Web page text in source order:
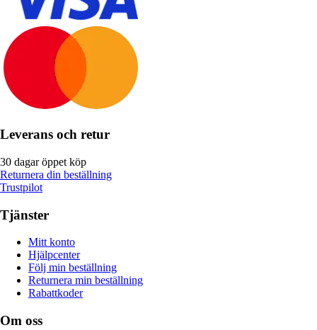
Leverans och retur
30 dagar öppet köp
Returnera din beställning
Trustpilot
Tjänster
Mitt konto
Hjälpcenter
Följ min beställning
Returnera min beställning
Rabattkoder
Om oss